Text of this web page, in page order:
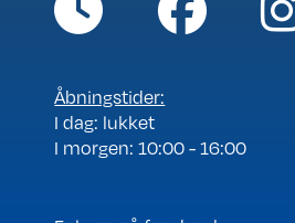
Åbningstider:
I dag: lukket
I morgen: 10:00 - 16:00